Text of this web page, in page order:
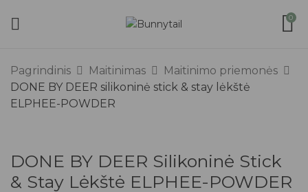
0
Pagrindinis Maitinimas
Maitinimo priemonės
DONE BY DEER silikoninė stick & stay lėkštė
ELPHEE-POWDER
DONE BY DEER Silikoninė Stick
& Stay Lėkštė ELPHEE-POWDER